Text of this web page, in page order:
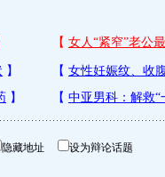
隐藏地址 设为辩论话题